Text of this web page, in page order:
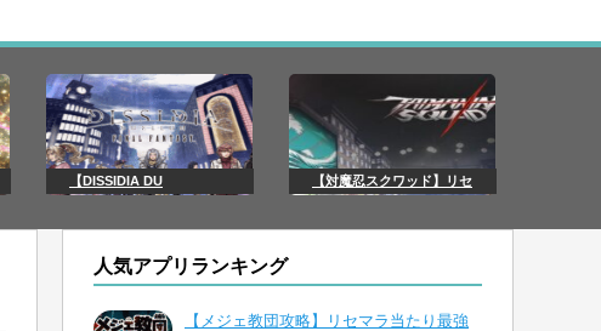
【DISSIDIA DU 【対魔忍スクワッド】リセ
人気アプリランキング
【メジェ教団攻略】リセマラ当たり最強